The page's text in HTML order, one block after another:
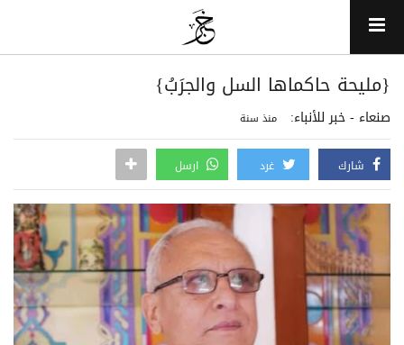
{مليحة حاكماها السل والجرَبُ}
صنعاء - خبر للأنباء: منذ سنة
شارك غرد ارسل